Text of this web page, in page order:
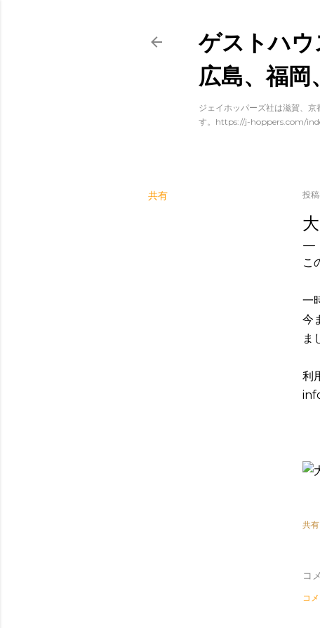
ゲストハウ
広島、福
ジェイホッパーズ社は滋賀、
す。https://j-hoppers.com/
共有 投
こ
一
今
ま
利
共有
コ
コ